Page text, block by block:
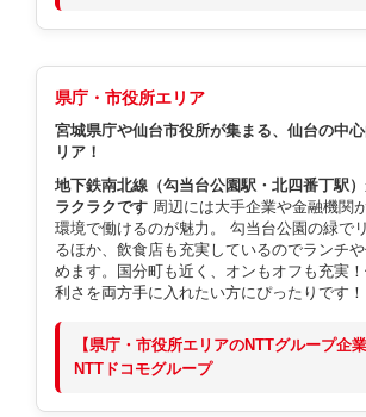
県庁・市役所エリア
宮城県庁や仙台市役所が集まる、仙台の中
リア！
地下鉄南北線（勾当台公園駅・北四番丁駅
ラクラクです 周辺には大手企業や金融機関
環境で働けるのが魅力。 勾当台公園の緑で
るほか、飲食店も充実しているのでランチ
めます。国分町も近く、オンもオフも充実
利さを両方手に入れたい方にぴったりです！
【県庁・市役所エリアのNTTグループ企業
NTTドコモグループ